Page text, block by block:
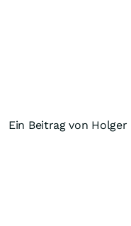
Ein Beitrag von Holger